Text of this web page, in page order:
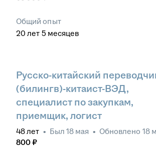
Общий опыт
20 лет 5 месяцев
Русско-китайский
(билингв)-китаист-ВЭД,
специалист по закупкам,
приемщик, логист
48лет • Был 18 мая • Обновлено 18
800₽